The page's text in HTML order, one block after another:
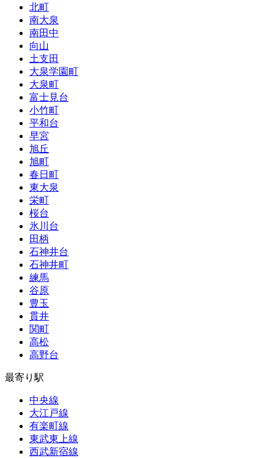
北町
南大泉
南田中
向山
土支田
大泉学園町
大泉町
富士見台
小竹町
平和台
早宮
旭丘
旭町
春日町
東大泉
栄町
桜台
氷川台
田柄
石神井台
石神井町
練馬
谷原
豊玉
貫井
関町
高松
高野台
最寄り駅
中央線
大江戸線
有楽町線
東武東上線
西武新宿線